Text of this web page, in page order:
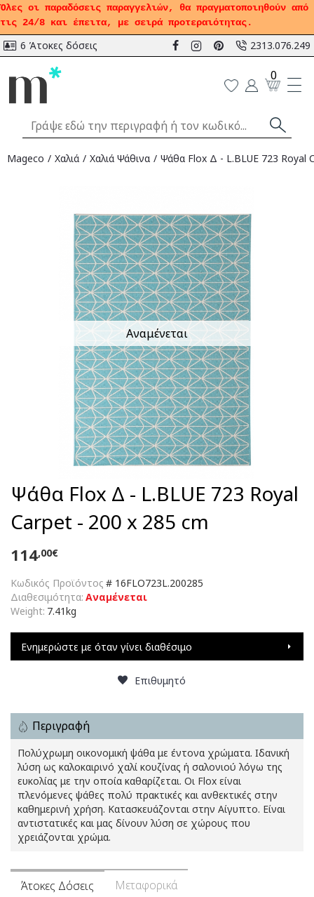
Όλες οι παραδόσεις παραγγελιών, θα πραγματοποιηθούν από
τις 24/8 και έπειτα, με σειρά προτεραιότητας.
6 Άτοκες δόσεις 2313.076.249
0
Mageco Χαλιά Χαλιά Ψάθινα Ψάθα Flox Δ - L.BLUE 723 Royal
Αναμένεται
Ψάθα Flox Δ - L.BLUE 723 Royal
Carpet - 200 x 285 cm
Κωδικός Προϊόντος # 16FLO723L.200285
Διαθεσιμότητα: Αναμένεται
Weight: 7.41kg
114,00€
Ενημερώστε με όταν γίνει διαθέσιμο
Επιθυμητό
Περιγραφή
Πολύχρωμη οικονομική ψάθα με έντονα χρώματα. Ιδανική
λύση ως καλοκαιρινό χαλί κουζίνας ή σαλονιού λόγω της
ευκολίας με την οποία καθαρίζεται. Οι Flox είναι
πλενόμενες ψάθες πολύ πρακτικές και ανθεκτικές στην
καθημερινή χρήση. Κατασκευάζονται στην Αίγυπτο. Είναι
αντιστατικές και μας δίνουν λύση σε χώρους που
χρειάζονται χρώμα.
Άτοκες Δόσεις Μεταφορικά